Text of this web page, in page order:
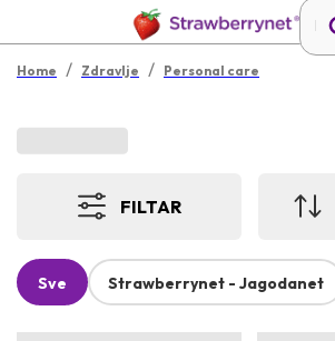
Home / Zdravlje / Personal care
FILTAR
Sve Strawberrynet - Jagodanet